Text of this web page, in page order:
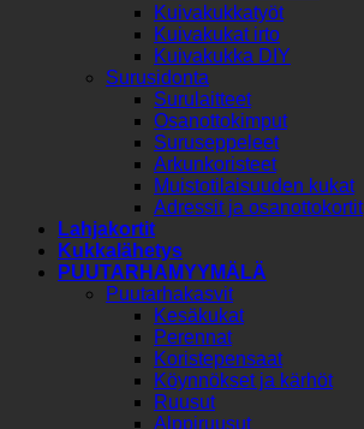
Kuivakukkatyöt
Kuivakukat irto
Kuivakukka DIY
Surusidonta
Surulaitteet
Osanottokimput
Suruseppeleet
Arkunkoristeet
Muistotilaisuuden kukat
Adressit ja osanottokortit
Lahjakortit
Kukkalähetys
PUUTARHAMYYMÄLÄ
Puutarhakasvit
Kesäkukat
Perennat
Koristepensaat
Köynnökset ja kärhöt
Ruusut
Alppiruusut